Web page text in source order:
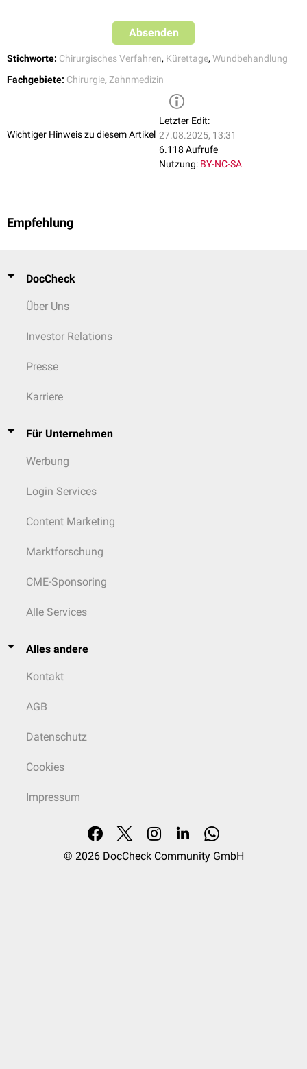
Absenden
Stichworte: Chirurgisches Verfahren, Kürettage, Wundbehandlung
Fachgebiete: Chirurgie, Zahnmedizin
Wichtiger Hinweis zu diesem Artikel
Letzter Edit:
27.08.2025, 13:31
6.118 Aufrufe
Nutzung: BY-NC-SA
Empfehlung
DocCheck
Über Uns
Investor Relations
Presse
Karriere
Für Unternehmen
Werbung
Login Services
Content Marketing
Marktforschung
CME-Sponsoring
Alle Services
Alles andere
Kontakt
AGB
Datenschutz
Cookies
Impressum
© 2026 DocCheck Community GmbH